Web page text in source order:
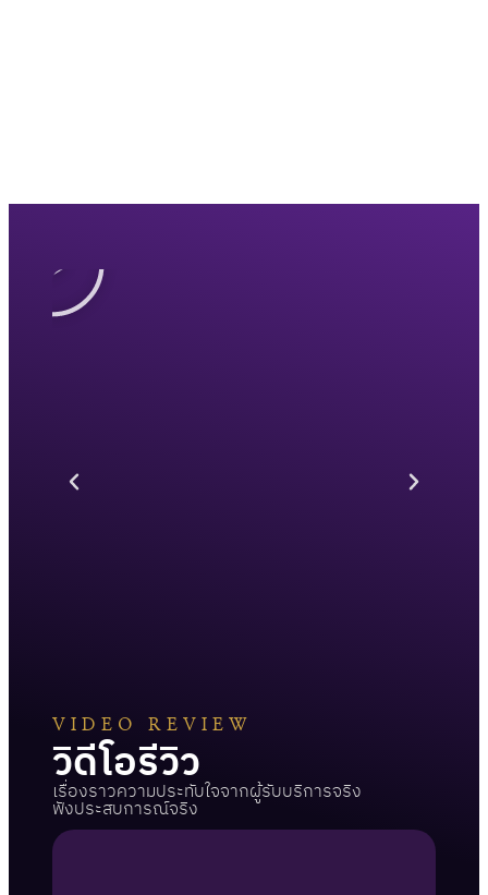
VIDEO REVIEW
วิดีโอรีวิว
เรื่องราวความประทับใจจากผู้รับบริการจริง
ฟังประสบการณ์จริง